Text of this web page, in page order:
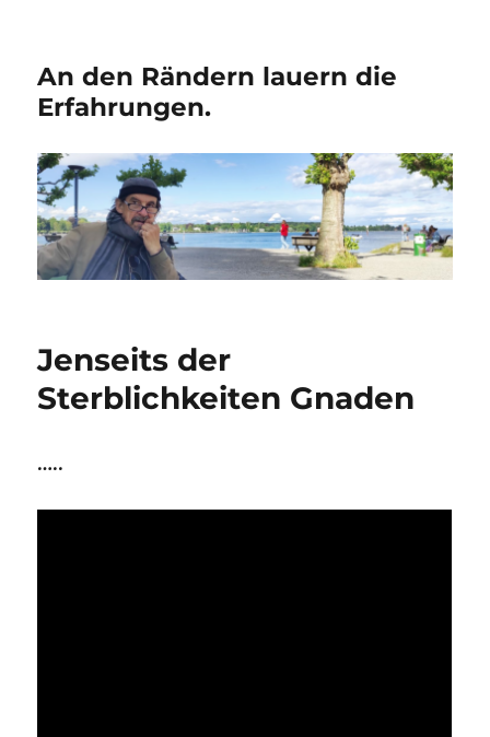
An den Rändern lauern die
Erfahrungen.
Jenseits der
Sterblichkeiten Gnaden
…..